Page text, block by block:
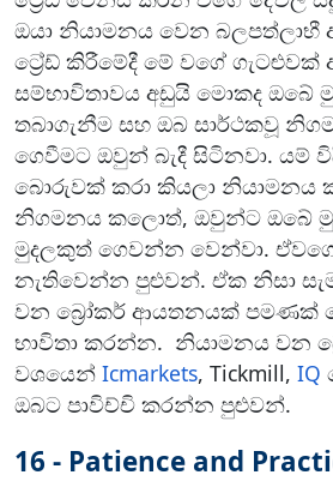
ඔයා නියාමනය වෙන
ට්‍රේඩ් කිරීමේදී මේ වගේ
සම්භාවිතාවය අඩුයි මොකද ඔබේ
තබාගැනීම සහ ඔබ සාර්ථකවූ
ගෙවීමට ඔවුන් බැදී සිටිනවා. යම්
බොරුවක් කරා කියලා
නිගමනය කලොත්, ඔවුන්ට ඔබේ
මුදලකුත් ගෙවන්න වෙන්වා.
නැතිවෙන්න පුළුවන්. ඒක නිසා
වන බ්‍රෝකර් ආයතනයක් පමණක්
භාවිතා කරන්න. නියාමනය වන
වශයෙන් Icmarkets, Tickmill, IQ
ඔබට පාවිච්චි කරන්න පුළුවන්.
16 - Patience and